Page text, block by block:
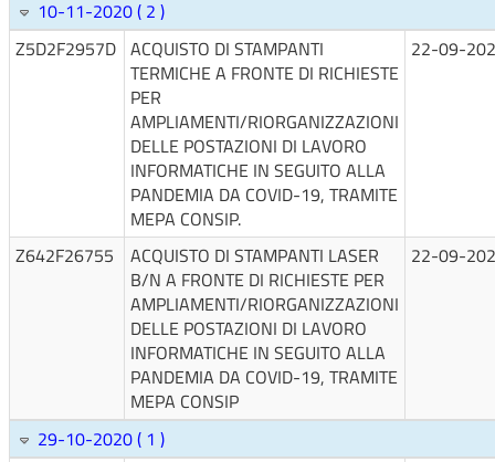
10-11-2020 ( 2 )
Z5D2F2957D ACQUISTO DI STAMPANTI
TERMICHE A FRONTE DI RICHIESTE
PER
AMPLIAMENTI/RIORGANIZZAZIONI
DELLE POSTAZIONI DI LAVORO
INFORMATICHE IN SEGUITO ALLA
PANDEMIA DA COVID-19, TRAMITE
MEPA CONSIP.
22-09-
Z642F26755
ACQUISTO DI STAMPANTI LASER
B/N A FRONTE DI RICHIESTE PER
AMPLIAMENTI/RIORGANIZZAZIONI
DELLE POSTAZIONI DI LAVORO
INFORMATICHE IN SEGUITO ALLA
PANDEMIA DA COVID-19, TRAMITE
MEPA CONSIP
22-09-
29-10-2020 ( 1 )